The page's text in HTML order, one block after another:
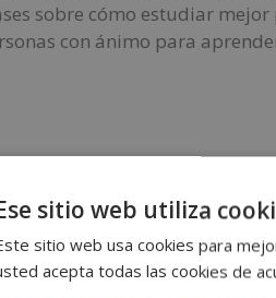
sobre cómo estudiar
con ánimo para
sitio web utiliza
sitio web usa cookies para
acepta todas las cookies de